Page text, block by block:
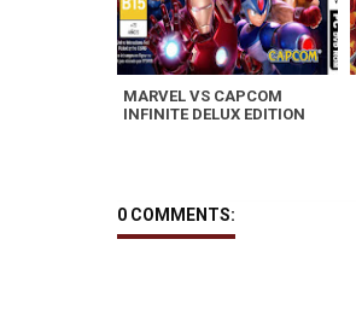
MARVEL VS CAPCOM
INFINITE DELUX EDITION
0 COMMENTS: